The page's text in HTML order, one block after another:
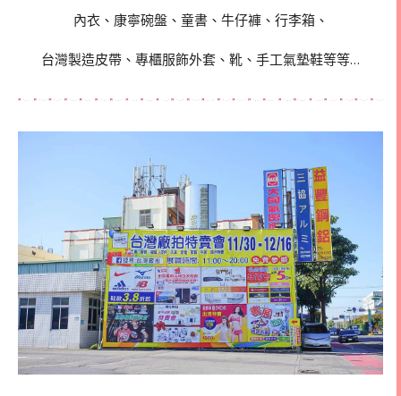
內衣、康寧碗盤、童書、牛仔褲、行李箱、
台灣製造皮帶、專櫃服飾外套、靴、手工氣墊鞋等等…